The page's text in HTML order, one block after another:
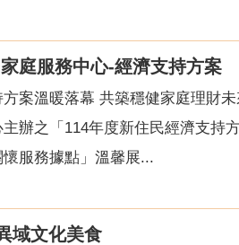
庭服務中心-經濟支持方案
案溫暖落幕 共築穩健家庭理財
辦之「114年度新住民經濟支持
服務據點」溫馨展...
域文化美食